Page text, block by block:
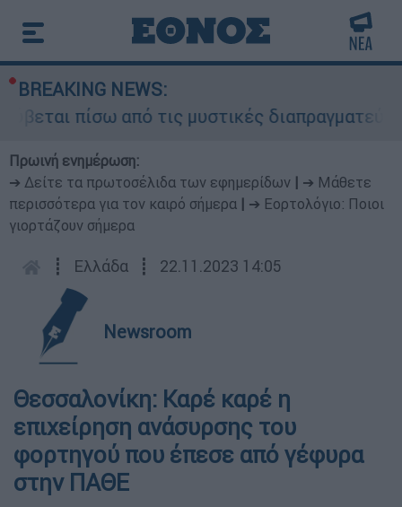
BREAKING NEWS:
πίσω από τις μυστικές διαπραγματεύσεις
Πρωινή ενημέρωση:
➔ Δείτε τα πρωτοσέλιδα των εφημερίδων
➔ Μάθετε
περισσότερα για τον καιρό σήμερα
➔ Εορτολόγιο: Ποιοι
γιορτάζουν σήμερα
┋ Ελλάδα ┋ 22.11.2023 14:05
Newsroom
Θεσσαλονίκη: Καρέ καρέ η
επιχείρηση ανάσυρσης του
φορτηγού που έπεσε από γέφυρα
στην ΠΑΘΕ